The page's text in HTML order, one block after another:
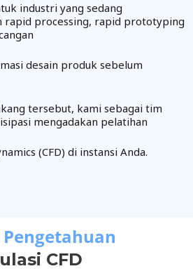
industri yang sedang
rapid processing, rapid prototyping
desain produk sebelum
tersebut, kami sebagai tim
mengadakan pelatihan
(CFD) di instansi Anda.
CFD